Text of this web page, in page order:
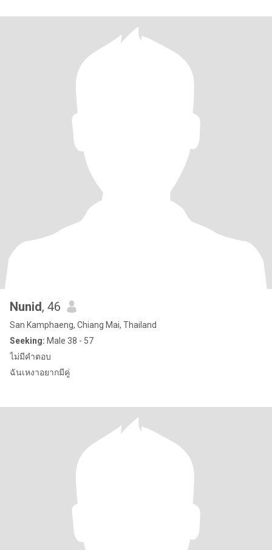
Nunid, 46
San Kamphaeng, Chiang Mai, Thailand
Seeking: Male 38 - 57
ไม่มีคำตอบ
ฉันเหงาอยากมีคู่